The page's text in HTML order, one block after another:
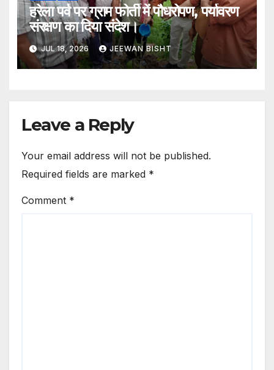
हरेला पर्व पर ग्राम फोर्ती में पौधरोपण, पर्यावरण
संरक्षण का दिया संदेश।
JUL 18, 2026 JEEWAN BISHT
Leave a Reply
Your email address will not be published.
Required fields are marked *
Comment *